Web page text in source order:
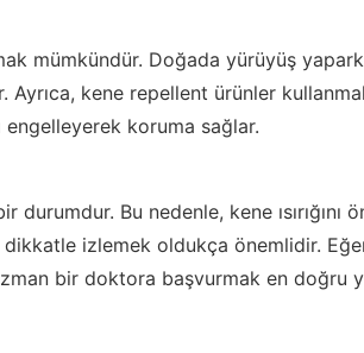
mümkündür. Doğada yürüyüş
Ayrıca, kene repellent ürünler
engelleyerek koruma sağlar.
durumdur. Bu nedenle, kene ısırığını
izlemek oldukça önemlidir. Eğer
bir doktora başvurmak en doğru